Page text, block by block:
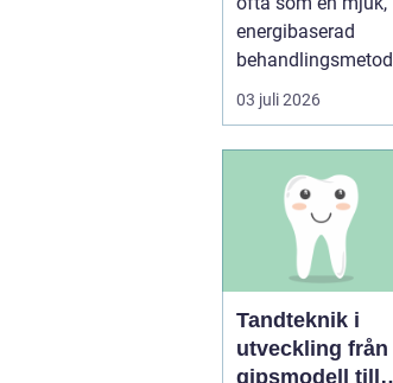
energibaserad
behandlingsmetod
som stödjer
kroppens egen
läknings...
03 juli 2026
Tandteknik i
utveckling från
gipsmodell till